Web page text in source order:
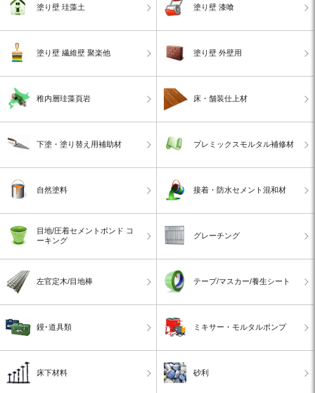
塗り壁 珪藻土 塗り壁 漆喰
塗り壁 繊維壁 聚楽他 塗り壁 外壁用
稚内層珪藻頁岩 床・舗装仕上材
下塗・塗り替え用補助材 プレミックスモルタル補修材
自然塗料 接着・防水セメント混和材
目地/圧着セメントボンド コ
ーキング
グレーチング
左官定木/目地棒 テープ/マスカー/養生シート
鏝･道具類 ミキサー・モルタルポンプ
床下材料 砂利